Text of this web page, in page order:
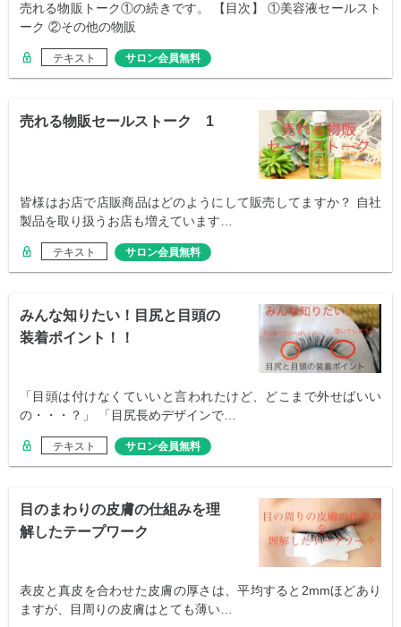
売れる物販トーク①の続きです。 【目次】 ①美容液セールスト
ーク ②その他の物販
テキスト サロン会員無料
売れる物販セールストーク 1
皆様はお店で店販商品はどのようにして販売してますか？ 自社
製品を取り扱うお店も増えています…
テキスト サロン会員無料
みんな知りたい！目尻と目頭の
装着ポイント！！
「目頭は付けなくていいと言われたけど、どこまで外せばいい
の・・・？」 「目尻長めデザインで…
テキスト サロン会員無料
目のまわりの皮膚の仕組みを理
解したテープワーク
表皮と真皮を合わせた皮膚の厚さは、平均すると2mmほどあり
ますが、目周りの皮膚はとても薄い…